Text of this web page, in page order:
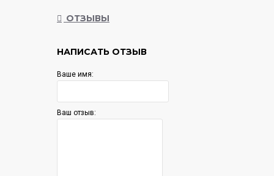
ОТЗЫВЫ
НАПИСАТЬ ОТЗЫВ
Ваше имя:
Ваш отзыв: